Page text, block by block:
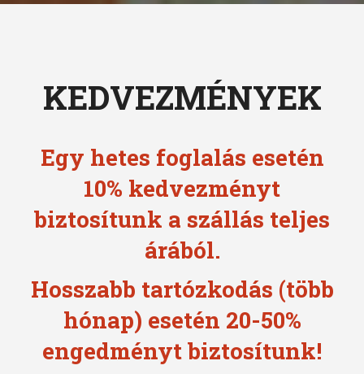
KEDVEZMÉNYEK
Egy hetes foglalás esetén
10% kedvezményt
biztosítunk a szállás teljes
árából.
Hosszabb tartózkodás (több
hónap) esetén 20-50%
engedményt biztosítunk!